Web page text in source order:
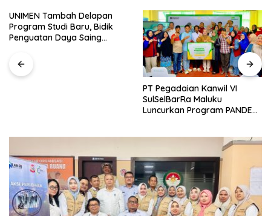
UNIMEN Tambah Delapan
Program Studi Baru, Bidik
Penguatan Daya Saing
PT Pegadaian Kanwil VI
SulSelBarRa Maluku
Luncurkan Program PANDE